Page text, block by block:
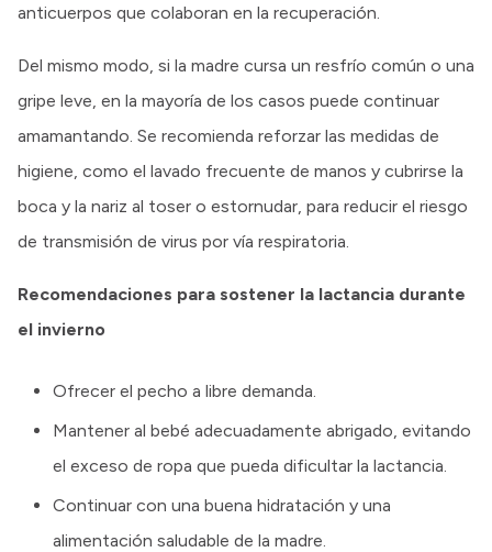
anticuerpos que colaboran en la recuperación.
Del mismo modo, si la madre cursa un resfrío común o una
gripe leve, en la mayoría de los casos puede continuar
amamantando. Se recomienda reforzar las medidas de
higiene, como el lavado frecuente de manos y cubrirse la
boca y la nariz al toser o estornudar, para reducir el riesgo
de transmisión de virus por vía respiratoria.
Recomendaciones para sostener la lactancia durante
el invierno
Ofrecer el pecho a libre demanda.
Mantener al bebé adecuadamente abrigado, evitando
el exceso de ropa que pueda dificultar la lactancia.
Continuar con una buena hidratación y una
alimentación saludable de la madre.